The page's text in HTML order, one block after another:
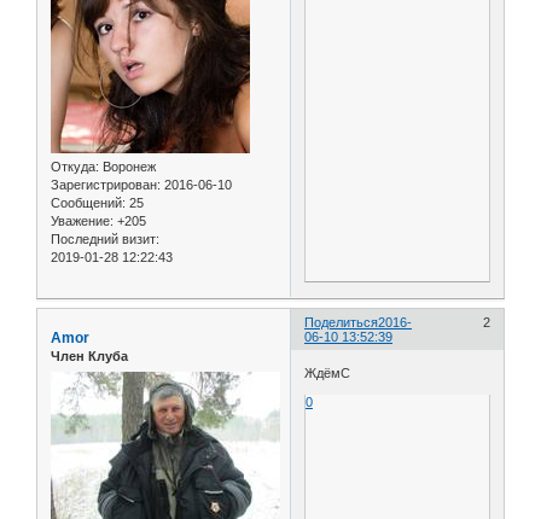
Откуда: Воронеж
Зарегистрирован: 2016-06-10
Сообщений: 25
Уважение: +205
Последний визит:
2019-01-28 12:22:43
Поделиться 2
2016-
06-10 13:52:39
Amor
Член Клуба
ЖдёмС
0